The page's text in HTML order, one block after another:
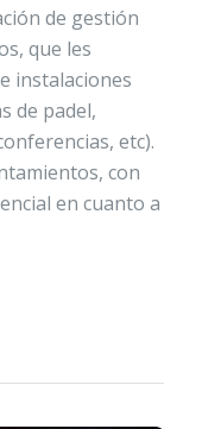
de gestión
que les
instalaciones
de padel,
etc).
con
en cuanto a